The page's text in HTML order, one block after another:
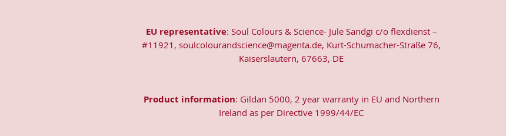
EU representative: Soul Colours & Science- Jule Sandgi c/o flexdienst –
#11921, soulcolourandscience@magenta.de, Kurt-Schumacher-Straße 76,
Kaiserslautern, 67663, DE
Product information: Gildan 5000, 2 year warranty in EU and Northern
Ireland as per Directive 1999/44/EC